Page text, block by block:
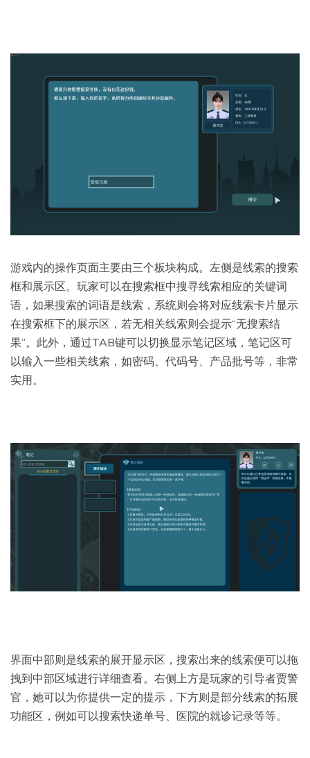
游戏内的操作页面主要由三个板块构成。左侧是线索的搜索
框和展示区。玩家可以在搜索框中搜寻线索相应的关键词
语，如果搜索的词语是线索，系统则会将对应线索卡片显示
在搜索框下的展示区，若无相关线索则会提示“无搜索结
果”。此外，通过TAB键可以切换显示笔记区域，笔记区可
以输入一些相关线索，如密码、代码号、产品批号等，非常
实用。
界面中部则是线索的展开显示区，搜索出来的线索便可以拖
拽到中部区域进行详细查看。右侧上方是玩家的引导者贾警
官，她可以为你提供一定的提示，下方则是部分线索的拓展
功能区，例如可以搜索快递单号、医院的就诊记录等等。